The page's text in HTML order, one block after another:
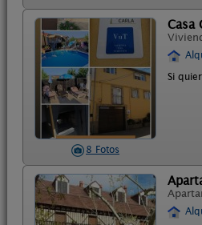
8 Fotos
Casa
Si